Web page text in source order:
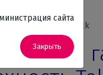
4G AI AL TR CI Black
сайта
Закрыть